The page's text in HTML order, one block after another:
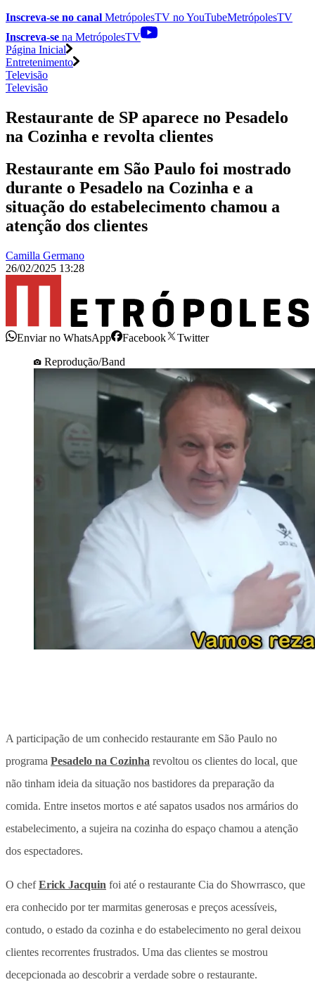
Inscreva-se no canal MetrópolesTV noYouTubeMetrópolesTV
Inscreva-se na MetrópolesTV
Página Inicial
Entretenimento
Televisão
Televisão
Restaurante de SP aparece no Pesadelo
na Cozinha e revolta clientes
Restaurante em São Paulo foi mostrado
durante o Pesadelo na Cozinha e a
situação do estabelecimento chamou a
atenção dos clientes
Camilla Germano
26/02/2025 13:28
Enviar no WhatsApp Facebook
Twitter
Reprodução/Band
A participação de um conhecido restaurante em São Paulo no
programa Pesadelo na Cozinha revoltou os clientes do local, que
não tinham ideia da situação nos bastidores da preparação da
comida. Entre insetos mortos e até sapatos usados nos armários do
estabelecimento, a sujeira na cozinha do espaço chamou a atenção
dos espectadores.
O chefErick Jacquin foi até o restaurante Cia do Showrrasco, que
era conhecido por ter marmitas generosas e preços acessíveis,
contudo, o estado da cozinha e do estabelecimento no geral deixou
clientes recorrentes frustrados. Uma das clientes se mostrou
decepcionada ao descobrir a verdade sobre o restaurante.